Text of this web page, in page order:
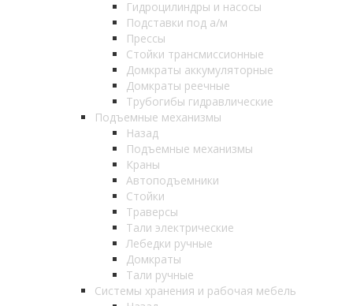
Гидроцилиндры и насосы
Подставки под а/м
Прессы
Стойки трансмиссионные
Домкраты аккумуляторные
Домкраты реечные
Трубогибы гидравлические
Подъемные механизмы
Назад
Подъемные механизмы
Краны
Автоподъемники
Стойки
Траверсы
Тали электрические
Лебедки ручные
Домкраты
Тали ручные
Системы хранения и рабочая мебель